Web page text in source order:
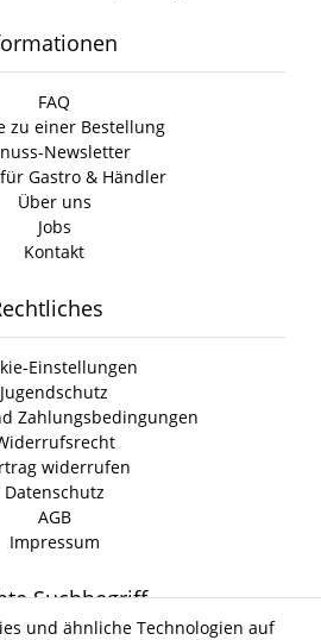
FAQ
zu einer Bestellung
Newsletter
Gastro & Händler
Über uns
Jobs
Kontakt
Einstellungen
Jugendschutz
Zahlungsbedingungen
widerrufen
Datenschutz
AGB
Impressum
Suchbegriff
und ähnliche Technologien auf